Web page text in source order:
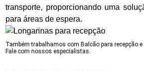
transporte, proporcionando uma
para áreas de espera.
Também trabalhamos com Balcão para recepção
Fale com nossos especialistas.